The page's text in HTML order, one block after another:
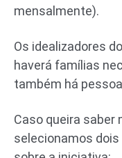
mensalmente).
Os idealizadores
haverá famílias
também há
Caso queira saber
selecionamos